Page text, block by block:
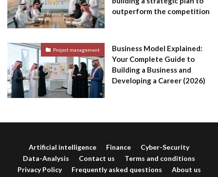
outperform the competition
Project management
Business Model Explained:
Your Complete Guide to
Building a Business and
Developing a Career (2026)
Artificial intelligence Finance
Cyber-Security
Data-Analysis
Contact us
Terms and conditions
Privacy Policy
Frequently asked questions About us